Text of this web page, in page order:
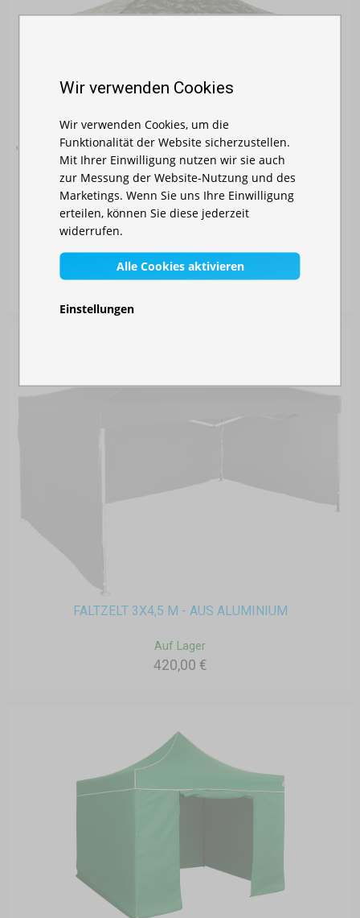
FALTZELT 3X4,5 M - AUS STAHL
Auf Lager
FALTZELT 3X4,5 M - AUS ALUMINIUM
Auf Lager
420,00 €
Wir verwenden Cookies
Wir verwenden Cookies, um die
Funktionalität der Website sicherzustellen.
Mit Ihrer Einwilligung nutzen wir sie auch
zur Messung der Website-Nutzung und des
Marketings. Wenn Sie uns Ihre Einwilligung
erteilen, können Sie diese jederzeit
widerrufen.
Alle Cookies aktivieren
Einstellungen